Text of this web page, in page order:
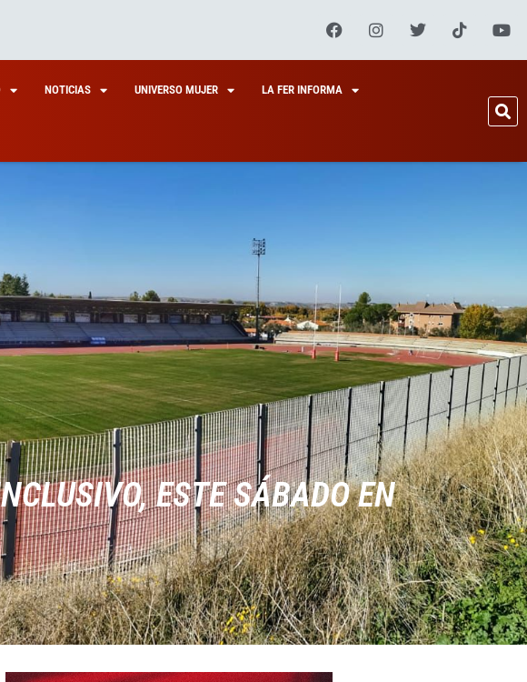
NOTICIAS UNIVERSO MUJER LA FER INFORMA
ESTE SÁBADO EN